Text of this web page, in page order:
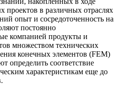
проектов в различных отраслях
опыт и сосредоточенность на
постоянно
компанией продукты и
множеством технических
конечных элементов (FEM)
определить соответствие
характеристикам еще до